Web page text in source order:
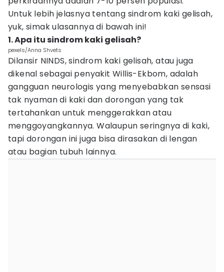
Untuk lebih jelasnya tentang sindrom kaki gelisah,
yuk, simak ulasannya di bawah ini!
1. Apa itu sindrom kaki gelisah?
pexels/Anna Shvets
Dilansir NINDS, sindrom kaki gelisah, atau juga
dikenal sebagai penyakit Willis-Ekbom, adalah
gangguan neurologis yang menyebabkan sensasi
tak nyaman di kaki dan dorongan yang tak
tertahankan untuk menggerakkan atau
menggoyangkannya. Walaupun seringnya di kaki,
tapi dorongan ini juga bisa dirasakan di lengan
atau bagian tubuh lainnya.